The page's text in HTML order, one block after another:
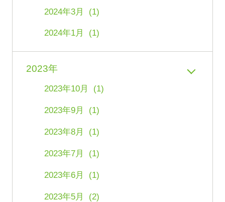
2024年3月 (1)
2024年1月 (1)
2023年
2023年10月 (1)
2023年9月 (1)
2023年8月 (1)
2023年7月 (1)
2023年6月 (1)
2023年5月 (2)